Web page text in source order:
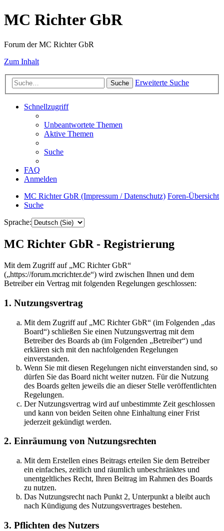
MC Richter GbR
Forum der MC Richter GbR
Zum Inhalt
Suche Erweiterte Suche
Schnellzugriff
Unbeantwortete Themen
Aktive Themen
Suche
FAQ
Anmelden
MC Richter GbR (Impressum / Datenschutz) Foren-Übersicht
Suche
Sprache:
MC Richter GbR - Registrierung
Mit dem Zugriff auf „MC Richter GbR“
(„https://forum.mcrichter.de“) wird zwischen Ihnen und dem
Betreiber ein Vertrag mit folgenden Regelungen geschlossen:
1. Nutzungsvertrag
Mit dem Zugriff auf „MC Richter GbR“ (im Folgenden „das
Board“) schließen Sie einen Nutzungsvertrag mit dem
Betreiber des Boards ab (im Folgenden „Betreiber“) und
erklären sich mit den nachfolgenden Regelungen
einverstanden.
Wenn Sie mit diesen Regelungen nicht einverstanden sind, so
dürfen Sie das Board nicht weiter nutzen. Für die Nutzung
des Boards gelten jeweils die an dieser Stelle veröffentlichten
Regelungen.
Der Nutzungsvertrag wird auf unbestimmte Zeit geschlossen
und kann von beiden Seiten ohne Einhaltung einer Frist
jederzeit gekündigt werden.
2. Einräumung von Nutzungsrechten
Mit dem Erstellen eines Beitrags erteilen Sie dem Betreiber
ein einfaches, zeitlich und räumlich unbeschränktes und
unentgeltliches Recht, Ihren Beitrag im Rahmen des Boards
zu nutzen.
Das Nutzungsrecht nach Punkt 2, Unterpunkt a bleibt auch
nach Kündigung des Nutzungsvertrages bestehen.
3. Pflichten des Nutzers